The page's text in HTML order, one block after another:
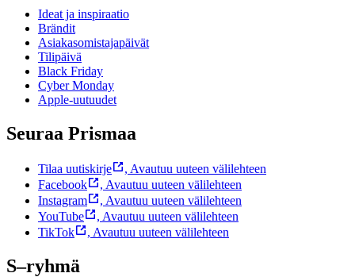
Ideat ja inspiraatio
Brändit
Asiakasomistajapäivät
Tilipäivä
Black Friday
Cyber Monday
Apple-uutuudet
Seuraa Prismaa
Tilaa uutiskirje , Avautuu uuteen välilehteen
Facebook
, Avautuu uuteen välilehteen
Instagram
, Avautuu uuteen välilehteen
YouTube
, Avautuu uuteen välilehteen
TikTok
, Avautuu uuteen välilehteen
S–ryhmä